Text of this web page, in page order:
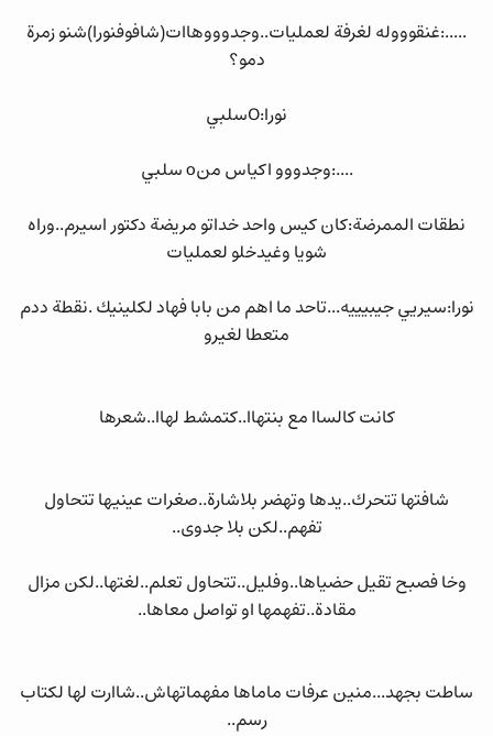
.....:غنقوووله لغرفة لعمليات..وجدوووهاات(شافوفنورا)شنو زمرة
دمو؟
نورا:Oسلبي
....:وجدووو اكياس منo سلبي
نطقات الممرضة:كان كيس واحد خداتو مريضة دكتور اسيرم..وراه
شويا وغيدخلو لعمليات
نورا:سيريي جيبيييه...تاحد ما اهم من بابا فهاد لكلينيك .نقطة ددم
متعطا لغيرو
كانت كالساا مع بنتهاا..كتمشط لهاا..شعرها
شافتها تتحرك..يدها وتهضر بلاشارة..صغرات عينيها تتحاول
تفهم..لكن بلا جدوى..
وخا فصبح تقيل حضياها..وفليل..تتحاول تعلم..لغتها..لكن مزال
مقادة..تفهمها او تواصل معاها..
ساطت بجهد...منين عرفات ماماها مفهماتهاش..شاارت لها لكتاب
رسم..